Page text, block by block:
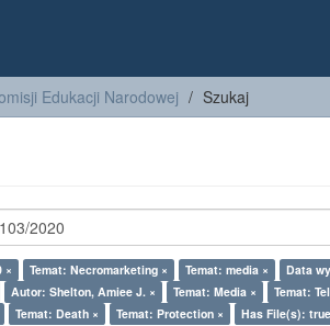
Edukacji Narodowej Szukaj
× Temat: Necromarketing × Temat: media ×
Data
Autor: Shelton, Amiee J. × Temat: Media × Temat:
Temat: Death × Temat: Protection × Has File(s):